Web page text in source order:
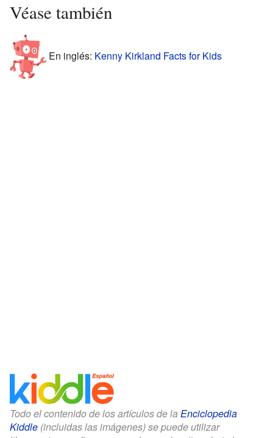
Véase también
En inglés: Kenny Kirkland Facts for Kids
Todo el contenido de los artículos de la Enciclopedia
Kiddle (incluidas las imágenes) se puede utilizar